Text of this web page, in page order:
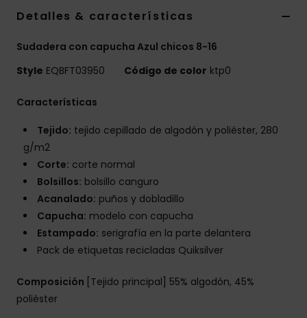
Detalles & características
Sudadera con capucha Azul chicos 8-16
Style EQBFT03950 Código de color ktp0
Características
Tejido: tejido cepillado de algodón y poliéster, 280
g/m2
Corte: corte normal
Bolsillos: bolsillo canguro
Acanalado: puños y dobladillo
Capucha: modelo con capucha
Estampado: serigrafía en la parte delantera
Pack de etiquetas recicladas Quiksilver
Composición [Tejido principal] 55% algodón, 45%
poliéster